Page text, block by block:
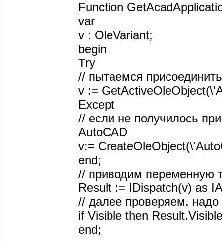
Function
var
v : OleVariant;
begin
Try
// пытаемся
v :=
Except
// если не получилось
AutoCAD
v:=
end;
// приводим переменную
Result := IDispatch(v) as
// далее проверяем,
if Visible then
end;